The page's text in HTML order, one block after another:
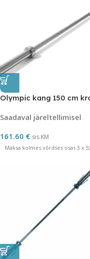
Olympic kang 150 cm
Saadaval järeltellimisel
161.60 € sis.KM
Maksa kolmes võrdses osas 3 x